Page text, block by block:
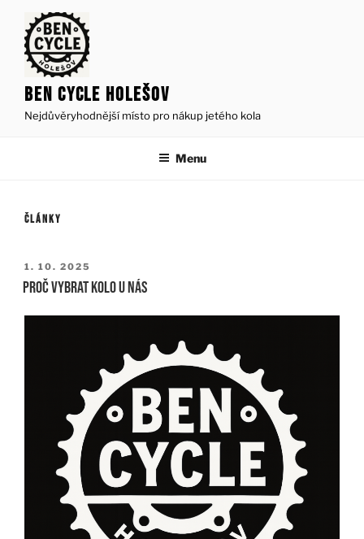
obsahu
BEN CYCLE HOLEŠOV
Nejdůvěryhodnější místo pro nákup jetého kola
Menu
ČLÁNKY
PUBLIKOVÁNO
1. 10. 2025
proč vybrat kolo u nás